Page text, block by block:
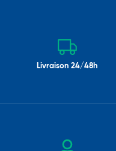
Livraison 24/48h